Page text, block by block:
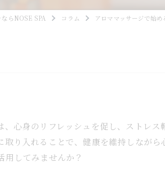
らNOSE SPA コラム アロママッサージで始
心身のリフレッシュを促し、ストレス
り入れることで、健康を維持しながら
してみませんか？